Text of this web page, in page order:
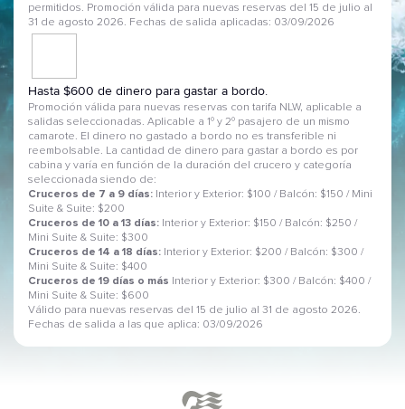
permitidos. Promoción válida para nuevas reservas del 15 de julio al
31 de agosto 2026. Fechas de salida aplicadas: 03/09/2026
Hasta $600 de dinero para gastar a bordo.
Promoción válida para nuevas reservas con tarifa NLW, aplicable a
salidas seleccionadas. Aplicable a 1º y 2º pasajero de un mismo
camarote. El dinero no gastado a bordo no es transferible ni
reembolsable. La cantidad de dinero para gastar a bordo es por
cabina y varía en función de la duración del crucero y categoría
seleccionada siendo de:
Cruceros de 7 a 9 días: Interior y Exterior: $100 / Balcón: $150 / Mini
Suite & Suite: $200
Cruceros de 10 a 13 días: Interior y Exterior: $150 / Balcón: $250 /
Mini Suite & Suite: $300
Cruceros de 14 a 18 días: Interior y Exterior: $200 / Balcón: $300 /
Mini Suite & Suite: $400
Cruceros de 19 días o más
Interior y Exterior: $300 / Balcón: $400 /
Mini Suite & Suite: $600
Válido para nuevas reservas del 15 de julio al 31 de agosto 2026.
Fechas de salida a las que aplica: 03/09/2026